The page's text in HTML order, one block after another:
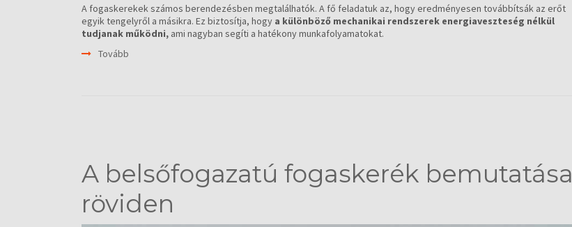
A fogaskerekek számos berendezésben megtalálhatók. A fő feladatuk az, hogy eredményesen továbbítsák az erőt
egyik tengelyről a másikra. Ez biztosítja, hogy a különböző mechanikai rendszerek energiaveszteség nélkül
tudjanak működni, ami nagyban segíti a hatékony munkafolyamatokat.
Tovább
A belsőfogazatú fogaskerék bemutatása
röviden